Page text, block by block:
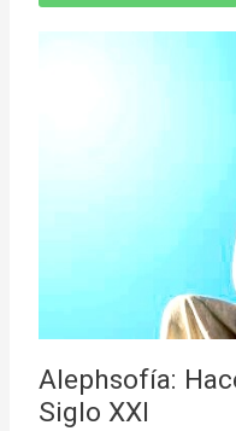
Alephsofía:
Siglo XXI